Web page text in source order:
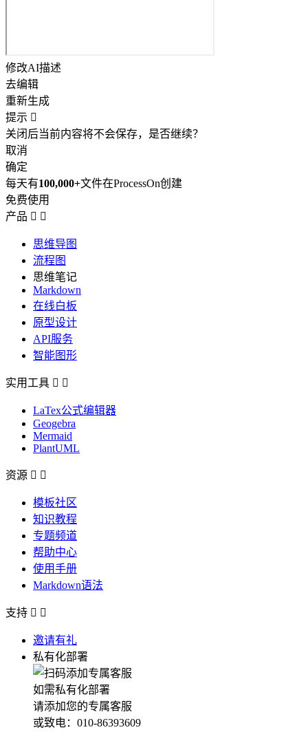
修改AI描述
去编辑
重新生成
提示 
关闭后当前内容将不会保存，是否继续？
取消
确定
每天有100,000+文件在ProcessOn创建
免费使用
产品  
思维导图
流程图
思维笔记
Markdown
在线白板
原型设计
API服务
智能图形
实用工具  
LaTex公式编辑器
Geogebra
Mermaid
PlantUML
资源  
模板社区
知识教程
专题频道
帮助中心
使用手册
Markdown语法
支持  
邀请有礼
私有化部署
如需私有化部署
请添加您的专属客服
或致电：010-86393609